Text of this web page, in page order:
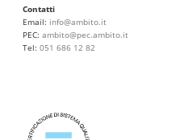
Contatti
Email: info@ambito.it
PEC: ambito@pec.ambito.it
Tel: 051 686 12 82